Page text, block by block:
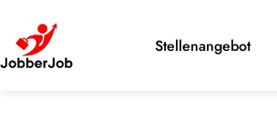
Stellenangebot